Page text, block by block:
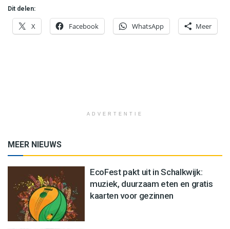
Dit delen:
X Facebook WhatsApp Meer
ADVERTENTIE
MEER NIEUWS
EcoFest pakt uit in Schalkwijk:
muziek, duurzaam eten en gratis
kaarten voor gezinnen